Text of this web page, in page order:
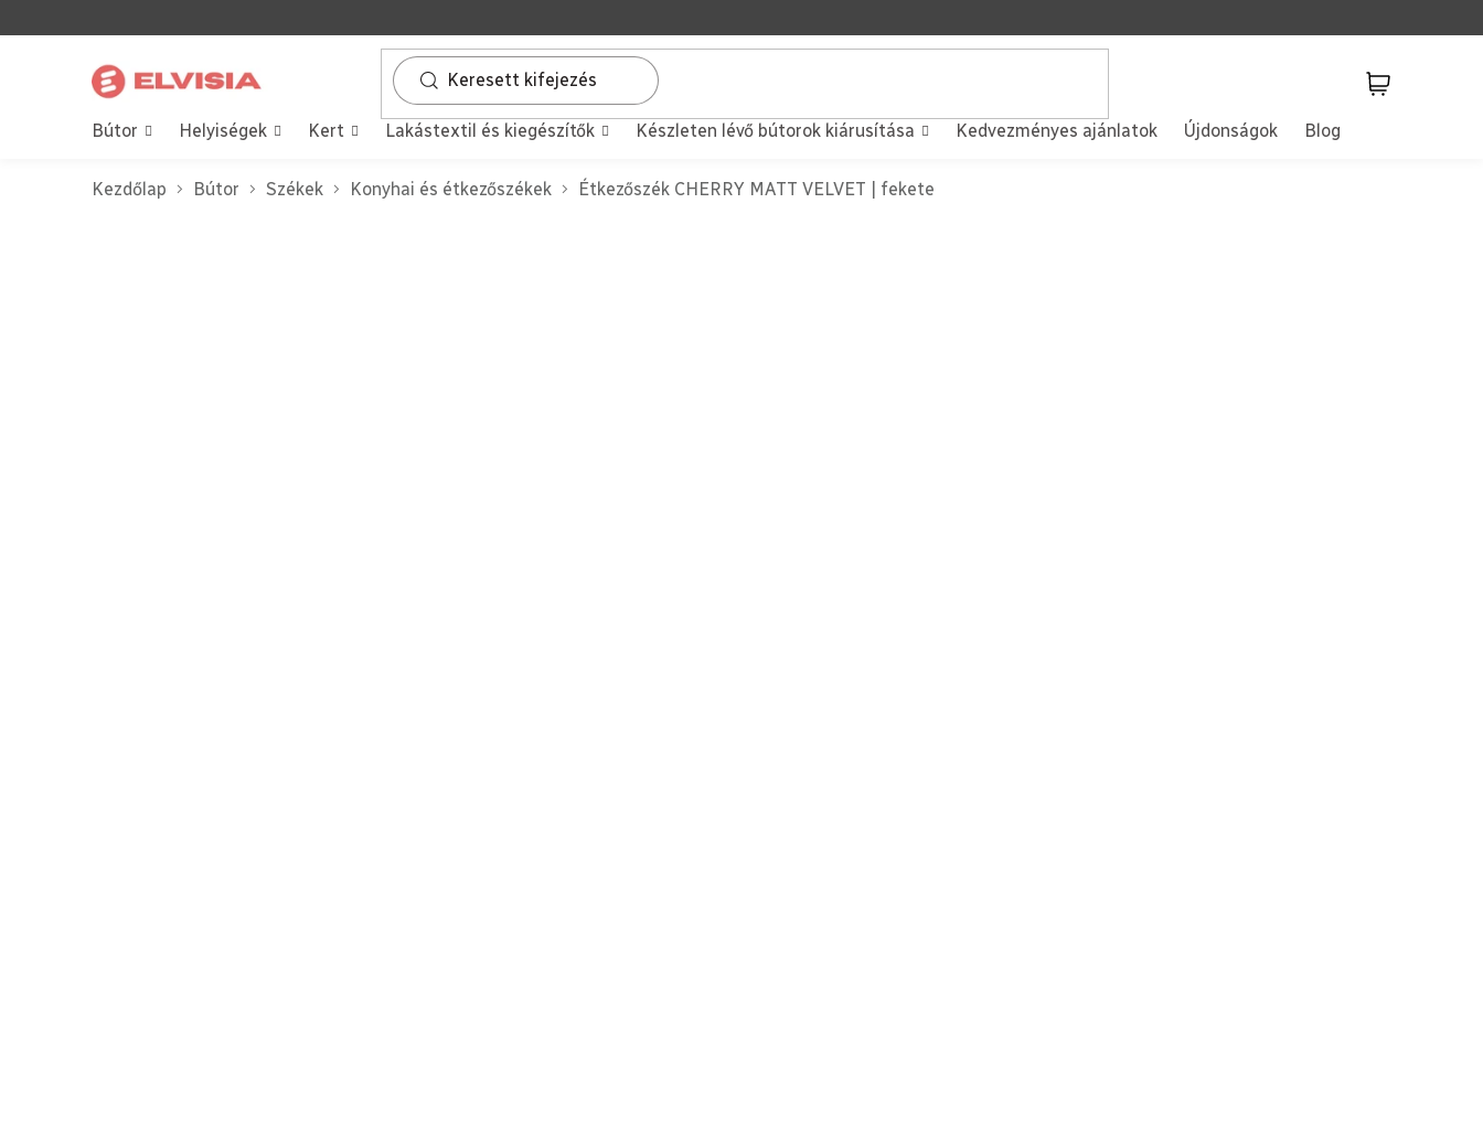
a
tartalomhoz
Bútor Helyiségek Kert Lakástextil és kiegészítők Készleten lévő bútorok kiárusítása Kedvezményes ajánlatok Újdonságok Blog
Kezdőlap Bútor Székek Konyhai és étkezőszékek Étkezőszék CHERRY MATT VELVET | fekete